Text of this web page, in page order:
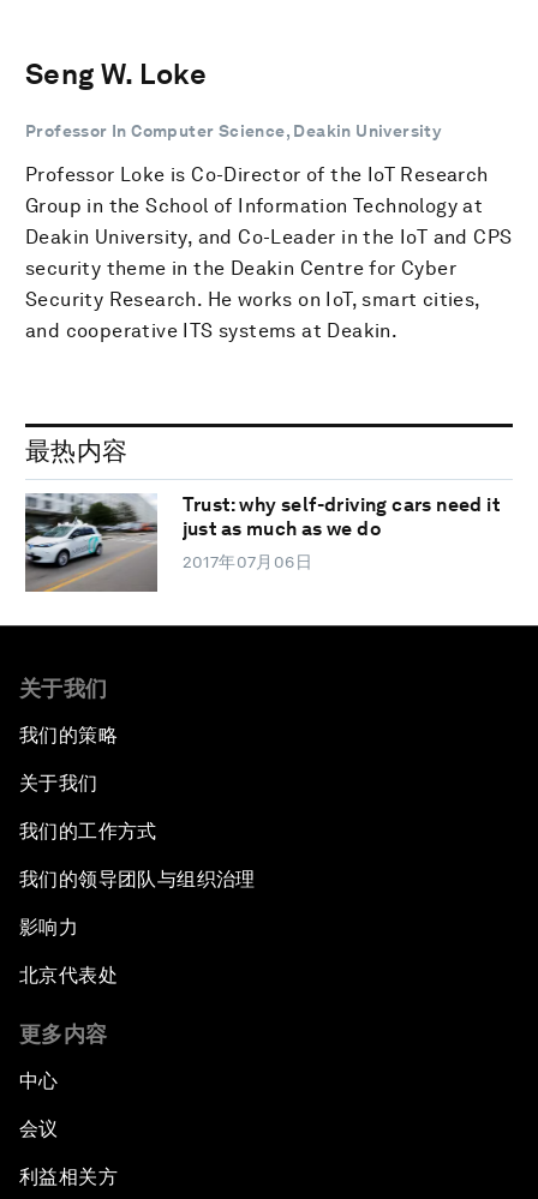
Seng W. Loke
Professor In Computer Science, Deakin University
Professor Loke is Co-Director of the IoT Research
Group in the School of Information Technology at
Deakin University, and Co-Leader in the IoT and CPS
security theme in the Deakin Centre for Cyber
Security Research. He works on IoT, smart cities,
and cooperative ITS systems at Deakin.
最热内容
Trust: why self-driving cars need it
just as much as we do
2017年07月06日
关于我们
我们的策略
关于我们
我们的工作方式
我们的领导团队与组织治理
影响力
北京代表处
更多内容
中心
会议
利益相关方